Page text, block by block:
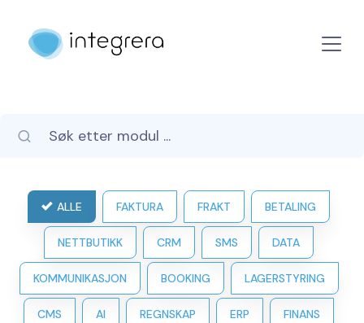
ALLE FAKTURA FRAKT BETALING
NETTBUTIKK CRM SMS DATA
KOMMUNIKASJON BOOKING LAGERSTYRING
CMS AI REGNSKAP ERP FINANS